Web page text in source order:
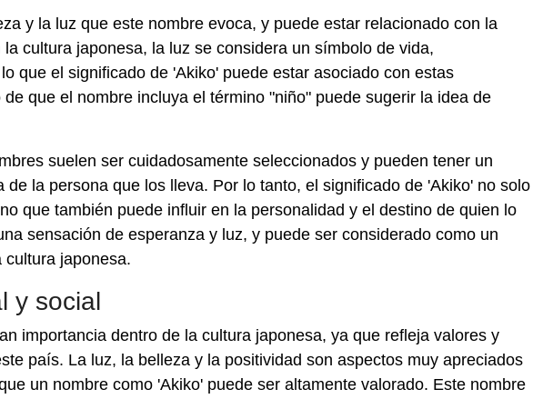
y la luz que este nombre evoca, y puede estar relacionado con la
cultura japonesa, la luz se considera un símbolo de vida,
que el significado de 'Akiko' puede estar asociado con estas
que el nombre incluya el término "niño" puede sugerir la idea de
suelen ser cuidadosamente seleccionados y pueden tener un
de la persona que los lleva. Por lo tanto, el significado de 'Akiko' no solo
que también puede influir en la personalidad y el destino de quien lo
sensación de esperanza y luz, y puede ser considerado como un
cultura japonesa.
y social
importancia dentro de la cultura japonesa, ya que refleja valores y
país. La luz, la belleza y la positividad son aspectos muy apreciados
un nombre como 'Akiko' puede ser altamente valorado. Este nombre